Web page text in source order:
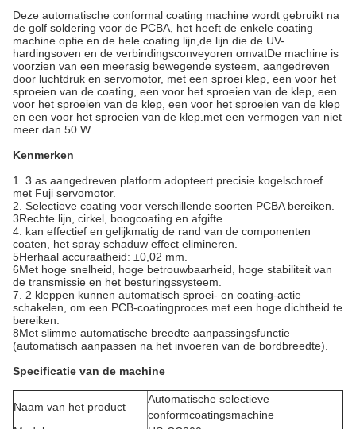
Deze automatische conformal coating machine wordt gebruikt na
de golf soldering voor de PCBA, het heeft de enkele coating
machine optie en de hele coating lijn,de lijn die de UV-
hardingsoven en de verbindingsconveyoren omvatDe machine is
voorzien van een meerasig bewegende systeem, aangedreven
door luchtdruk en servomotor, met een sproei klep, een voor het
sproeien van de coating, een voor het sproeien van de klep, een
voor het sproeien van de klep, een voor het sproeien van de klep
en een voor het sproeien van de klep.met een vermogen van niet
meer dan 50 W.
Kenmerken
1. 3 as aangedreven platform adopteert precisie kogelschroef
met Fuji servomotor.
2. Selectieve coating voor verschillende soorten PCBA bereiken.
3Rechte lijn, cirkel, boogcoating en afgifte.
4. kan effectief en gelijkmatig de rand van de componenten
coaten, het spray schaduw effect elimineren.
5Herhaal accuraatheid: ±0,02 mm.
6Met hoge snelheid, hoge betrouwbaarheid, hoge stabiliteit van
de transmissie en het besturingssysteem.
7. 2 kleppen kunnen automatisch sproei- en coating-actie
schakelen, om een PCB-coatingproces met een hoge dichtheid te
bereiken.
8Met slimme automatische breedte aanpassingsfunctie
(automatisch aanpassen na het invoeren van de bordbreedte).
Specificatie van de machine
Naam van het product
Automatische selectieve
conformcoatingsmachine